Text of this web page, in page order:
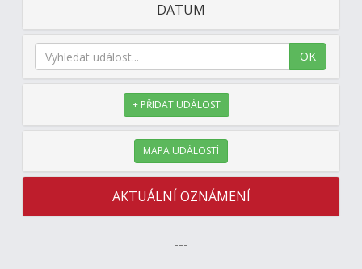
DATUM
OK
+ PŘIDAT UDÁLOST
MAPA UDÁLOSTÍ
AKTUÁLNÍ OZNÁMENÍ
---